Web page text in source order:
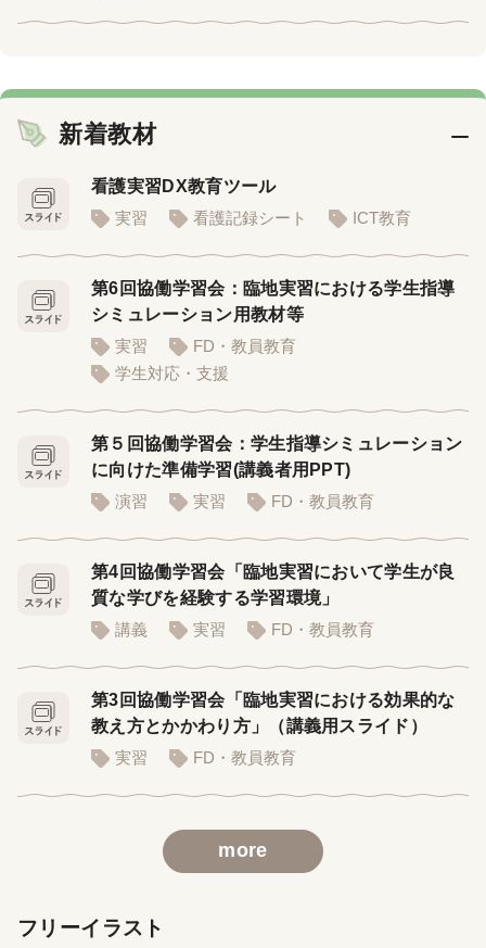
新着教材
看護実習DX教育ツール
実習
看護記録シート ICT教育
第6回協働学習会：臨地実習における学生指導
シミュレーション用教材等
実習
FD・教員教育
学生対応・支援
第５回協働学習会：学生指導シミュレーション
に向けた準備学習(講義者用PPT)
演習
実習 FD・教員教育
第4回協働学習会「臨地実習において学生が良
質な学びを経験する学習環境」
講義
実習 FD・教員教育
第3回協働学習会「臨地実習における効果的な
教え方とかかわり方」（講義用スライド）
実習
FD・教員教育
more
フリーイラスト